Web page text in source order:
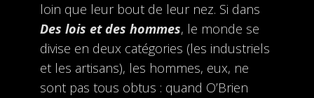
loin que leur bout de leur nez. Si dans
Des lois et des hommes, le monde se
divise en deux catégories (les industriels
et les artisans), les hommes, eux, ne
sont pas tous obtus : quand O’Brien